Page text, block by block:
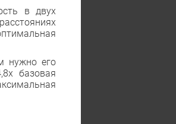
в двух
нужно его
базовая